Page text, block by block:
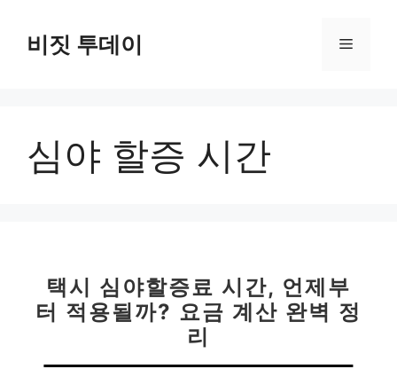
비짓 투데이 메
심야 할증 시간
택시 심야할증료 시간, 언제부
터 적용될까? 요금 계산 완벽 정
리